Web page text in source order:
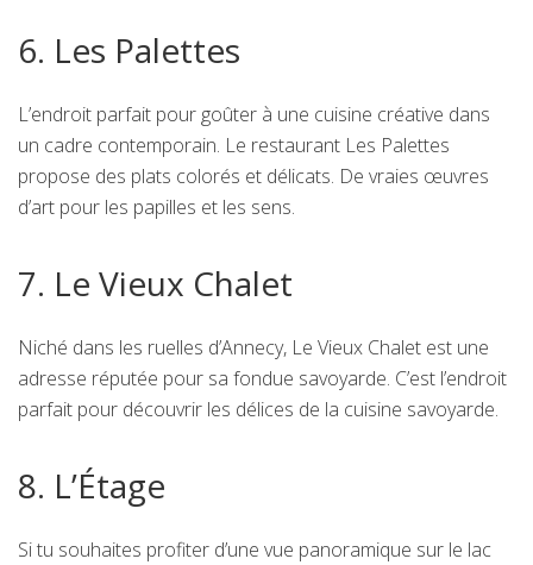
6. Les Palettes
L’endroit parfait pour goûter à une cuisine créative dans
un cadre contemporain. Le restaurant Les Palettes
propose des plats colorés et délicats. De vraies œuvres
d’art pour les papilles et les sens.
7. Le Vieux Chalet
Niché dans les ruelles d’Annecy, Le Vieux Chalet est une
adresse réputée pour sa fondue savoyarde. C’est l’endroit
parfait pour découvrir les délices de la cuisine savoyarde.
8. L’Étage
Si tu souhaites profiter d’une vue panoramique sur le lac